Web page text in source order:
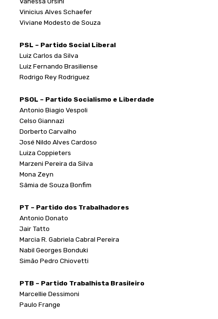
Vinicius Alves Schaefer
Viviane Modesto de Souza
PSL – Partido Social Liberal
Luiz Carlos da Silva
Luiz Fernando Brasiliense
Rodrigo Rey Rodriguez
PSOL – Partido Socialismo e Liberdade
Antonio Biagio Vespoli
Celso Giannazi
Dorberto Carvalho
José Nildo Alves Cardoso
Luiza Coppieters
Marzeni Pereira da Silva
Mona Zeyn
Sâmia de Souza Bonfim
PT – Partido dos Trabalhadores
Antonio Donato
Jair Tatto
Marcia R. Gabriela Cabral Pereira
Nabil Georges Bonduki
Simão Pedro Chiovetti
PTB – Partido Trabalhista Brasileiro
Marcellie Dessimoni
Paulo Frange